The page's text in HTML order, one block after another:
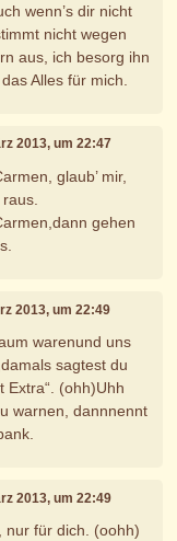
wenn’s dir nicht
nicht wegen
aus, ich besorg ihn
Alles für mich.
2013, um 22:47
glaub’ mir,
gehen
2013, um 22:49
warenund uns
sagtest du
Extra“. (ohh)Uhh
warnen, dannnennt
2013, um 22:49
nur für dich. (oohh)